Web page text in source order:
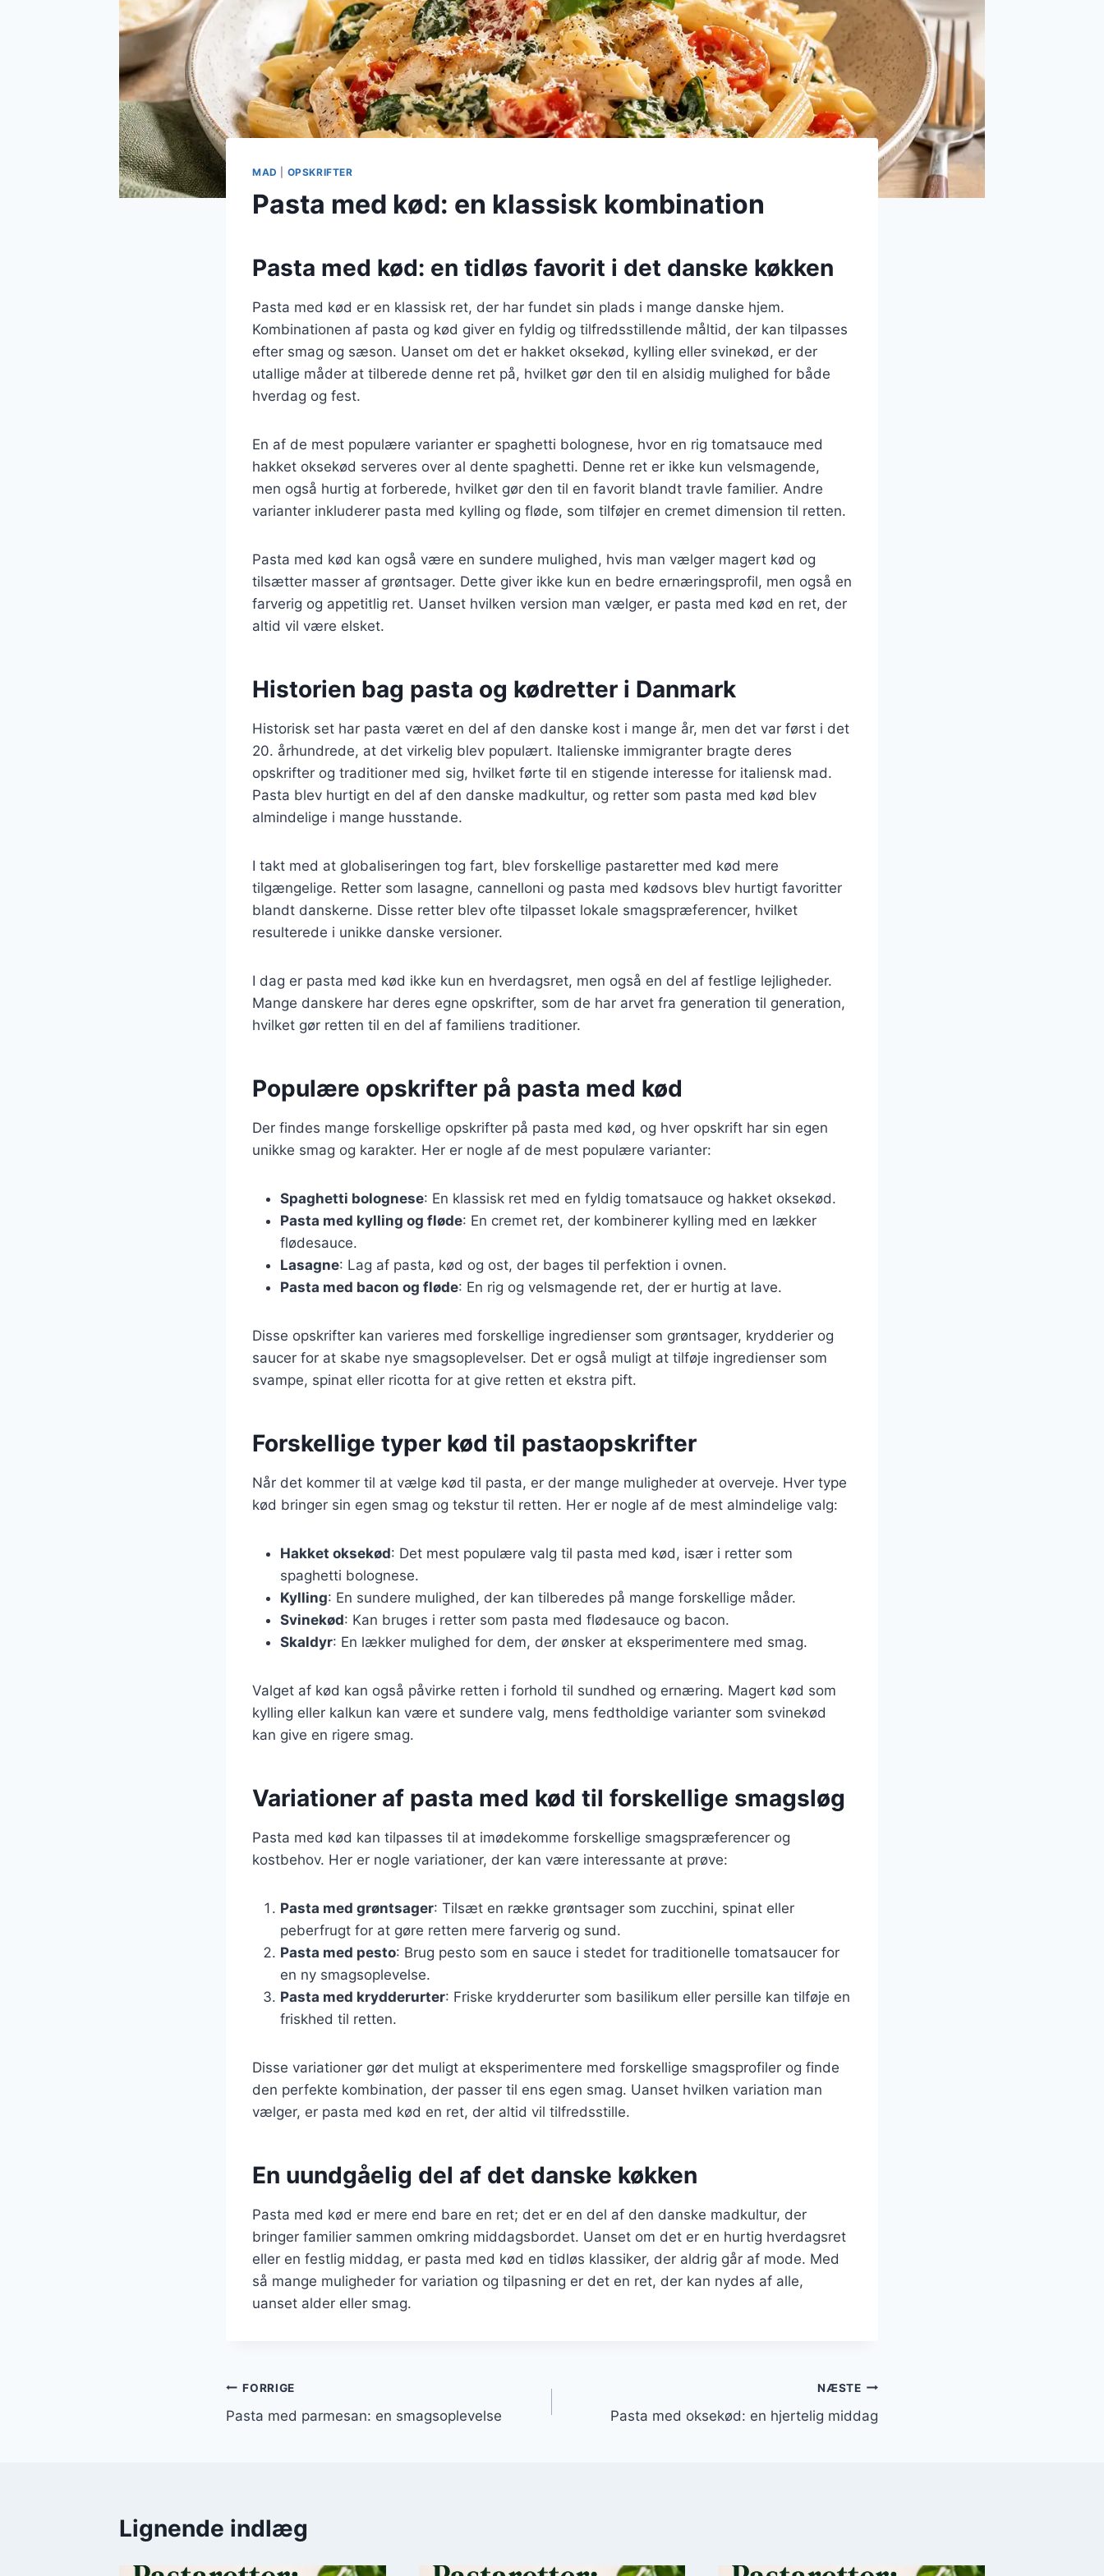
MAD OPSKRIFTER
Pasta med kød: en klassisk kombination
Pasta med kød: en tidløs favorit i det danske køkken
Pasta med kød er en klassisk ret, der har fundet sin plads i mange danske hjem.
Kombinationen af pasta og kød giver en fyldig og tilfredsstillende måltid, der kan tilpasses
efter smag og sæson. Uanset om det er hakket oksekød, kylling eller svinekød, er der
utallige måder at tilberede denne ret på, hvilket gør den til en alsidig mulighed for både
hverdag og fest.
En af de mest populære varianter er spaghetti bolognese, hvor en rig tomatsauce med
hakket oksekød serveres over al dente spaghetti. Denne ret er ikke kun velsmagende,
men også hurtig at forberede, hvilket gør den til en favorit blandt travle familier. Andre
varianter inkluderer pasta med kylling og fløde, som tilføjer en cremet dimension til retten.
Pasta med kød kan også være en sundere mulighed, hvis man vælger magert kød og
tilsætter masser af grøntsager. Dette giver ikke kun en bedre ernæringsprofil, men også en
farverig og appetitlig ret. Uanset hvilken version man vælger, er pasta med kød en ret, der
altid vil være elsket.
Historien bag pasta og kødretter i Danmark
Historisk set har pasta været en del af den danske kost i mange år, men det var først i det
20. århundrede, at det virkelig blev populært. Italienske immigranter bragte deres
opskrifter og traditioner med sig, hvilket førte til en stigende interesse for italiensk mad.
Pasta blev hurtigt en del af den danske madkultur, og retter som pasta med kød blev
almindelige i mange husstande.
I takt med at globaliseringen tog fart, blev forskellige pastaretter med kød mere
tilgængelige. Retter som lasagne, cannelloni og pasta med kødsovs blev hurtigt favoritter
blandt danskerne. Disse retter blev ofte tilpasset lokale smagspræferencer, hvilket
resulterede i unikke danske versioner.
I dag er pasta med kød ikke kun en hverdagsret, men også en del af festlige lejligheder.
Mange danskere har deres egne opskrifter, som de har arvet fra generation til generation,
hvilket gør retten til en del af familiens traditioner.
Populære opskrifter på pasta med kød
Der findes mange forskellige opskrifter på pasta med kød, og hver opskrift har sin egen
unikke smag og karakter. Her er nogle af de mest populære varianter:
Spaghetti bolognese: En klassisk ret med en fyldig tomatsauce og hakket oksekød.
Pasta med kylling og fløde: En cremet ret, der kombinerer kylling med en lækker
flødesauce.
Lasagne: Lag af pasta, kød og ost, der bages til perfektion i ovnen.
Pasta med bacon og fløde: En rig og velsmagende ret, der er hurtig at lave.
Disse opskrifter kan varieres med forskellige ingredienser som grøntsager, krydderier og
saucer for at skabe nye smagsoplevelser. Det er også muligt at tilføje ingredienser som
svampe, spinat eller ricotta for at give retten et ekstra pift.
Forskellige typer kød til pastaopskrifter
Når det kommer til at vælge kød til pasta, er der mange muligheder at overveje. Hver type
kød bringer sin egen smag og tekstur til retten. Her er nogle af de mest almindelige valg:
Hakket oksekød: Det mest populære valg til pasta med kød, især i retter som
spaghetti bolognese.
Kylling: En sundere mulighed, der kan tilberedes på mange forskellige måder.
Svinekød: Kan bruges i retter som pasta med flødesauce og bacon.
Skaldyr: En lækker mulighed for dem, der ønsker at eksperimentere med smag.
Valget af kød kan også påvirke retten i forhold til sundhed og ernæring. Magert kød som
kylling eller kalkun kan være et sundere valg, mens fedtholdige varianter som svinekød
kan give en rigere smag.
Variationer af pasta med kød til forskellige smagsløg
Pasta med kød kan tilpasses til at imødekomme forskellige smagspræferencer og
kostbehov. Her er nogle variationer, der kan være interessante at prøve:
Pasta med grøntsager: Tilsæt en række grøntsager som zucchini, spinat eller
peberfrugt for at gøre retten mere farverig og sund.
Pasta med pesto: Brug pesto som en sauce i stedet for traditionelle tomatsaucer for
en ny smagsoplevelse.
Pasta med krydderurter: Friske krydderurter som basilikum eller persille kan tilføje en
friskhed til retten.
Disse variationer gør det muligt at eksperimentere med forskellige smagsprofiler og finde
den perfekte kombination, der passer til ens egen smag. Uanset hvilken variation man
vælger, er pasta med kød en ret, der altid vil tilfredsstille.
En uundgåelig del af det danske køkken
Pasta med kød er mere end bare en ret; det er en del af den danske madkultur, der
bringer familier sammen omkring middagsbordet. Uanset om det er en hurtig hverdagsret
eller en festlig middag, er pasta med kød en tidløs klassiker, der aldrig går af mode. Med
så mange muligheder for variation og tilpasning er det en ret, der kan nydes af alle,
uanset alder eller smag.
Indlægsnavigation
FORRIGE
Pasta med parmesan: en smagsoplevelse
NÆSTE
Pasta med oksekød: en hjertelig middag
Lignende indlæg